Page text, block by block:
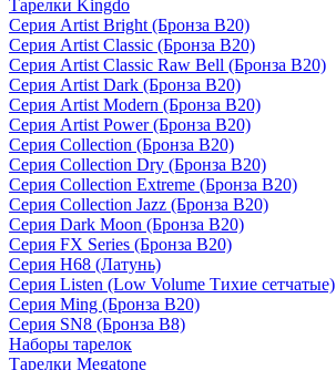
Тарелки Kingdo
Серия Artist Bright (Бронза B20)
Серия Artist Classic (Бронза B20)
Серия Artist Classic Raw Bell (Бронза B20)
Серия Artist Dark (Бронза B20)
Серия Artist Modern (Бронза B20)
Серия Artist Power (Бронза B20)
Серия Collection (Бронза B20)
Серия Collection Dry (Бронза B20)
Серия Collection Extreme (Бронза B20)
Серия Collection Jazz (Бронза B20)
Серия Dark Moon (Бронза B20)
Серия FX Series (Бронза B20)
Серия H68 (Латунь)
Серия Listen (Low Volume Тихие сетчатые)
Серия Ming (Бронза B20)
Серия SN8 (Бронза B8)
Наборы тарелок
Тарелки Megatone